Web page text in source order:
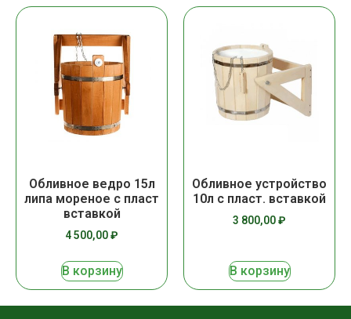
Обливное ведро 15л
липа мореное с пласт
вставкой
4 500,00₽
В корзину
Обливное устройство
10л с пласт. вставкой
3 800,00₽
В корзину